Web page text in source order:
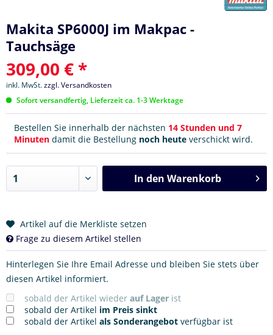
Makita SP6000J im Makpac -
Tauchsäge
309,00 € *
inkl. MwSt.zzgl. Versandkosten
Sofort versandfertig, Lieferzeit ca. 1-3 Werktage
Bestellen Sie innerhalb der nächsten 14 Stunden und 7
Minuten damit die Bestellung noch heute verschickt wird.
In den Warenkorb
Artikel auf die Merkliste setzen
Frage zu diesem Artikel stellen
Hinterlegen Sie Ihre Email Adresse und bleiben Sie stets über
diesen Artikel informiert.
sobald der Artikel wieder auf Lager ist
sobald der Artikel im Preis sinkt
sobald der Artikel als Sonderangebot verfügbar ist